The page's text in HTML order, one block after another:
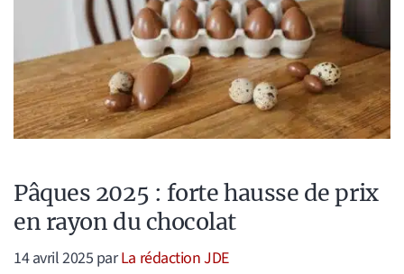
Pâques 2025 : forte hausse de prix
en rayon du chocolat
14 avril 2025 parLa rédaction JDE